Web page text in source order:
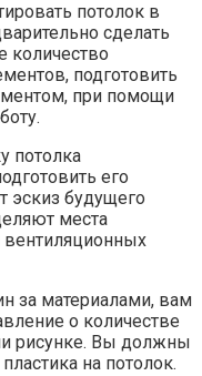
потолок в
сделать
количество
подготовить
при помощи
потолка
его
эскиз будущего
места
за материалами, вам
о количестве
рисунке. Вы должны
на потолок.